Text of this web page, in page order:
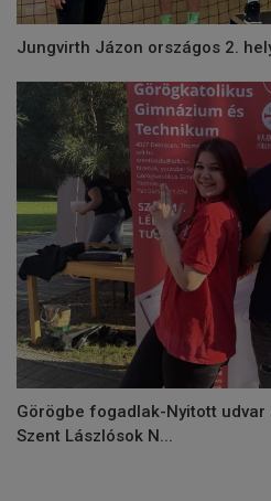
Jungvirth Jázon országos 2.
Görögbe fogadlak-Nyitott udvar
Szent Lászlósok N...